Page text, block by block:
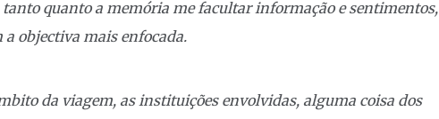
quanto a memória me facultar informação e sentimentos,
objectiva mais enfocada.
da viagem, as instituições envolvidas, alguma coisa dos